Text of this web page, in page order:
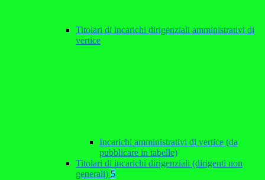
Titolari di incarichi dirigenziali amministrativi di
vertice
Incarichi amministrativi di vertice (da
pubblicare in tabelle)
Titolari di incarichi dirigenziali (dirigenti non
generali) 5